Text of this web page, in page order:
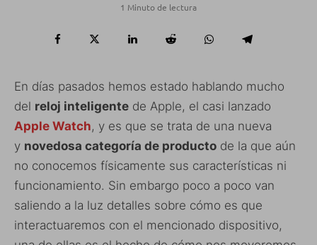
1 Minuto de lectura
En días pasados hemos estado hablando mucho
del reloj inteligente de Apple, el casi lanzado
Apple Watch, y es que se trata de una nueva
y novedosa categoría de producto de la que aún
no conocemos físicamente sus características ni
funcionamiento. Sin embargo poco a poco van
saliendo a la luz detalles sobre cómo es que
interactuaremos con el mencionado dispositivo,